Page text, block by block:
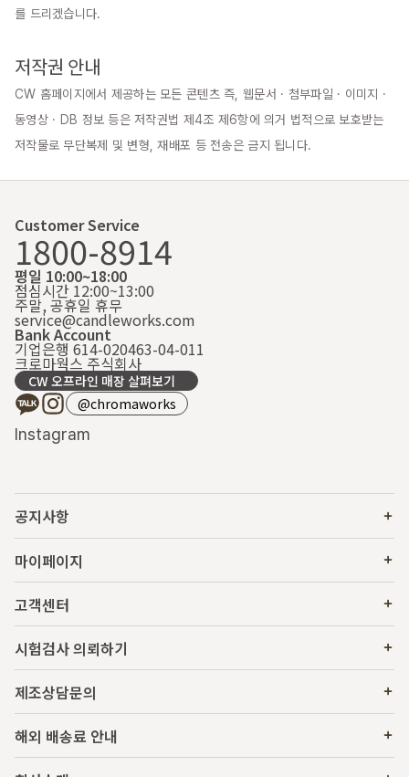
를 드리겠습니다.
저작권 안내
CW 홈페이지에서 제공하는 모든 콘텐츠 즉, 웹문서 · 첨부파일 · 이미지 ·
동영상 · DB 정보 등은 저작권법 제4조 제6항에 의거 법적으로 보호받는
저작물로 무단복제 및 변형, 재배포 등 전송은 금지 됩니다.
Customer Service
1800-8914
평일 10:00~18:00
점심시간 12:00~13:00
주말, 공휴일 휴무
service@candleworks.com
Bank Account
기업은행 614-020463-04-011
크로마웍스 주식회사
CW 오프라인 매장 살펴보기
@chromaworks
Instagram
공지사항
마이페이지
고객센터
시험검사 의뢰하기
제조상담문의
해외 배송료 안내